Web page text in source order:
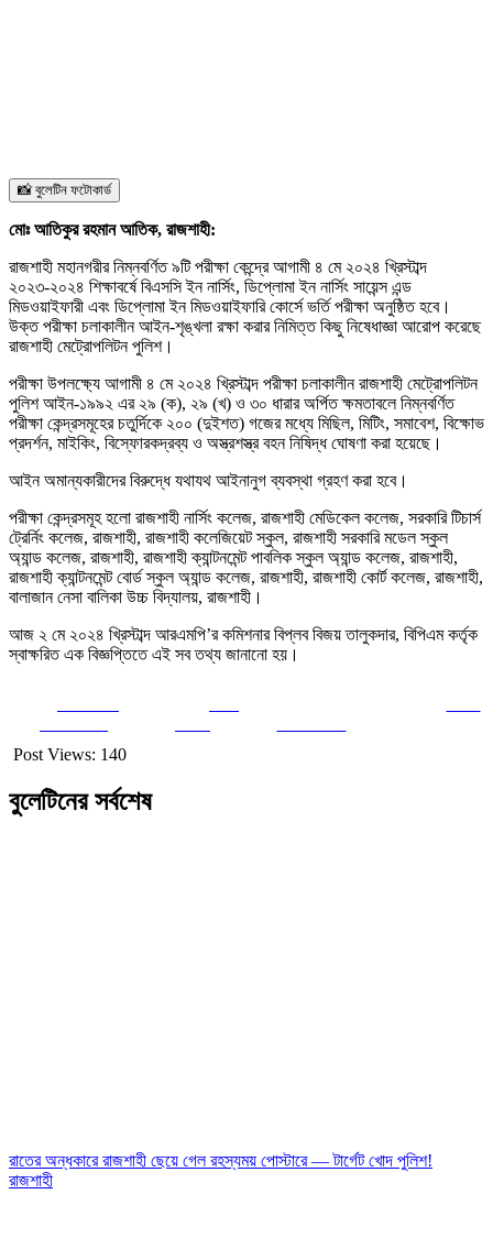
📸 বুলেটিন ফটোকার্ড
মোঃ আতিকুর রহমান আতিক, রাজশাহী:
রাজশাহী মহানগরীর নিম্নবর্ণিত ৯টি পরীক্ষা কেন্দ্রে আগামী ৪ মে ২০২৪ খ্রিস্টাব্দ
২০২৩-২০২৪ শিক্ষাবর্ষে বিএসসি ইন নার্সিং, ডিপ্লোমা ইন নার্সিং সায়েন্স এন্ড
মিডওয়াইফারী এবং ডিপ্লোমা ইন মিডওয়াইফারি কোর্সে ভর্তি পরীক্ষা অনুষ্ঠিত হবে।
উক্ত পরীক্ষা চলাকালীন আইন-শৃঙ্খলা রক্ষা করার নিমিত্ত কিছু নিষেধাজ্ঞা আরোপ করেছে
রাজশাহী মেট্রোপলিটন পুলিশ।
পরীক্ষা উপলক্ষ্যে আগামী ৪ মে ২০২৪ খ্রিস্টাব্দ পরীক্ষা চলাকালীন রাজশাহী মেট্রোপলিটন
পুলিশ আইন-১৯৯২ এর ২৯ (ক), ২৯ (খ) ও ৩০ ধারার অর্পিত ক্ষমতাবলে নিম্নবর্ণিত
পরীক্ষা কেন্দ্রসমূহের চতুর্দিকে ২০০ (দুইশত) গজের মধ্যে মিছিল, মিটিং, সমাবেশ, বিক্ষোভ
প্রদর্শন, মাইকিং, বিস্ফোরকদ্রব্য ও অস্ত্রশস্ত্র বহন নিষিদ্ধ ঘোষণা করা হয়েছে।
আইন অমান্যকারীদের বিরুদ্ধে যথাযথ আইনানুগ ব্যবস্থা গ্রহণ করা হবে।
পরীক্ষা কেন্দ্রসমূহ হলো রাজশাহী নার্সিং কলেজ, রাজশাহী মেডিকেল কলেজ, সরকারি টিচার্স
ট্রের্নিং কলেজ, রাজশাহী, রাজশাহী কলেজিয়েট স্কুল, রাজশাহী সরকারি মডেল স্কুল
অ্যান্ড কলেজ, রাজশাহী, রাজশাহী ক্যান্টনমেন্ট পাবলিক স্কুল অ্যান্ড কলেজ, রাজশাহী,
রাজশাহী ক্যান্টনমেন্ট বোর্ড স্কুল অ্যান্ড কলেজ, রাজশাহী, রাজশাহী কোর্ট কলেজ, রাজশাহী,
বালাজান নেসা বালিকা উচ্চ বিদ্যালয়, রাজশাহী।
আজ ২ মে ২০২৪ খ্রিস্টাব্দ আরএমপি’র কমিশনার বিপ্লব বিজয় তালুকদার, বিপিএম কর্তৃক
স্বাক্ষরিত এক বিজ্ঞপ্তিতে এই সব তথ্য জানানো হয়।
Post Views: 140
বুলেটিনের সর্বশেষ
রাতের অন্ধকারে রাজশাহী ছেয়ে গেল রহস্যময় পোস্টারে — টার্গেট খোদ পুলিশ!
রাজশাহী